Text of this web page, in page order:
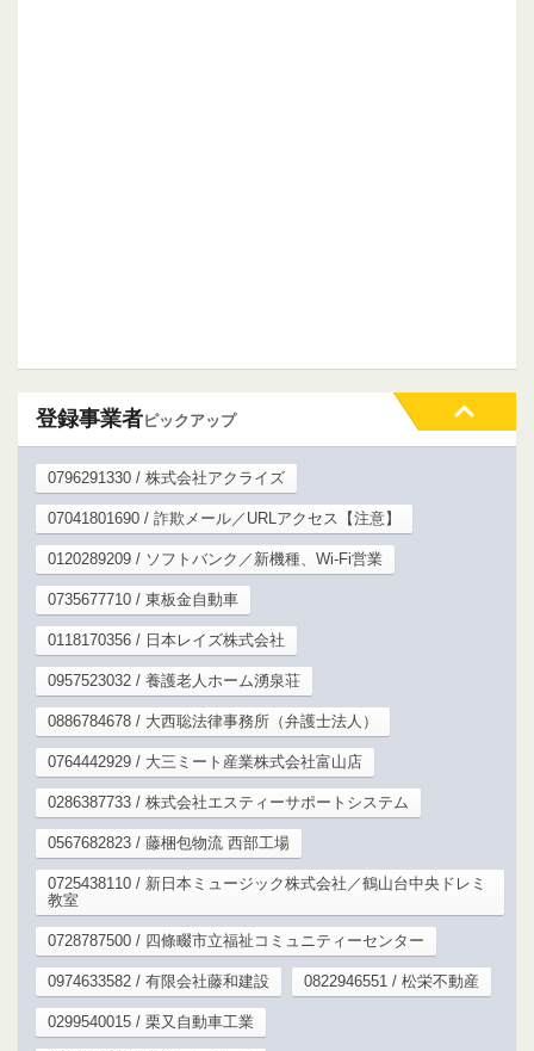
登録事業者ピックアップ
0796291330 / 株式会社アクライズ
07041801690 / 詐欺メール／URLアクセス【注意】
0120289209 / ソフトバンク／新機種、Wi-Fi営業
0735677710 / 東板金自動車
0118170356 / 日本レイズ株式会社
0957523032 / 養護老人ホーム湧泉荘
0886784678 / 大西聡法律事務所（弁護士法人）
0764442929 / 大三ミート産業株式会社富山店
0286387733 / 株式会社エスティーサポートシステム
0567682823 / 藤梱包物流 西部工場
0725438110 / 新日本ミュージック株式会社／鶴山台中央ドレミ
教室
0728787500 / 四條畷市立福祉コミュニティーセンター
0974633582 / 有限会社藤和建設 0822946551 / 松栄不動産
0299540015 / 栗又自動車工業